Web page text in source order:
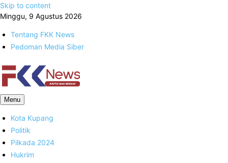
Skip to content
Minggu, 9 Agustus 2026
Tentang FKK News
Pedoman Media Siber
FKK News
Menu
Kota Kupang
Politik
Pilkada 2024
Hukrim